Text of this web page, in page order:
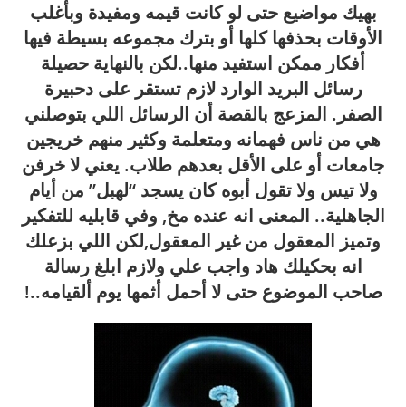
بهيك مواضيع حتى لو كانت قيمه ومفيدة وبأغلب
الأوقات بحذفها كلها أو بترك مجموعه بسيطة فيها
أفكار ممكن استفيد منها..لكن بالنهاية حصيلة
رسائل البريد الوارد لازم تستقر على دحبيرة
الصفر. المزعج بالقصة أن الرسائل اللي بتوصلني
هي من ناس فهمانه ومتعلمة وكثير منهم خريجين
جامعات أو على الأقل بعدهم طلاب. يعني لا خرفن
ولا تيس ولا تقول أبوه كان يسجد “لهبل” من أيام
الجاهلية.. المعنى انه عنده مخ, وفي قابليه للتفكير
وتميز المعقول من غير المعقول,لكن اللي بزعلك
انه بحكيلك هاد واجب علي ولازم ابلغ رسالة
صاحب الموضوع حتى لا أحمل أثمها يوم ألقيامه..!